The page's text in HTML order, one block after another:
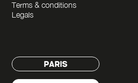
Terms & conditions
Legals
PARIS